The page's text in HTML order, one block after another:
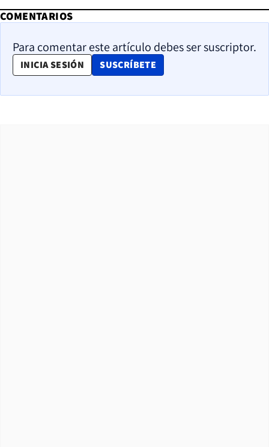
COMENTARIOS
Para comentar este artículo debes ser suscriptor.
INICIA SESIÓN SUSCRÍBETE
OPENS IN NEW WINDOW